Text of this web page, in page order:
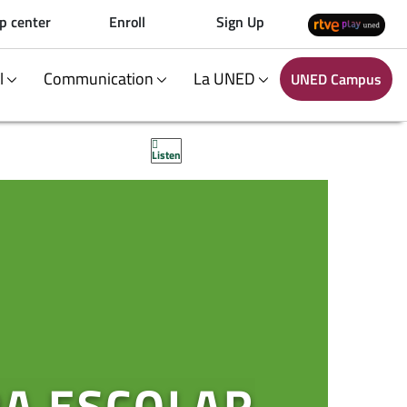
center Enroll Sign Up
Communication La UNED UNED Campus
Listen